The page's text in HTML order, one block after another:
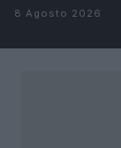
Salta al contenuto
8 Agosto 2026